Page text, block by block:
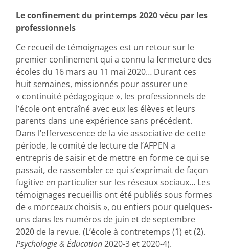
Le confinement du printemps 2020 vécu par les
professionnels
Ce recueil de témoignages est un retour sur le
premier confinement qui a connu la fermeture des
écoles du 16 mars au 11 mai 2020… Durant ces
huit semaines, missionnés pour assurer une
« continuité pédagogique », les professionnels de
l’école ont entraîné avec eux les élèves et leurs
parents dans une expérience sans précédent.
Dans l’effervescence de la vie associative de cette
période, le comité de lecture de l’AFPEN a
entrepris de saisir et de mettre en forme ce qui se
passait, de rassembler ce qui s’exprimait de façon
fugitive en particulier sur les réseaux sociaux… Les
témoignages recueillis ont été publiés sous formes
de « morceaux choisis », ou entiers pour quelques-
uns dans les numéros de juin et de septembre
2020 de la revue. (L’école à contretemps (1) et (2).
Psychologie & Éducation2020-3 et 2020-4).